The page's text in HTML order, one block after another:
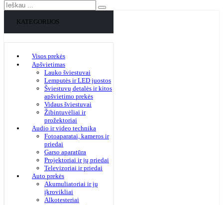
KATEGORIJOS
Visos prekės
Apšvietimas
Lauko šviestuvai
Lemputės ir LED juostos
Šviestuvų detalės ir kitos
apšvietimo prekės
Vidaus šviestuvai
Žibintuvėliai ir
prožektoriai
Audio ir video technika
Fotoaparatai, kameros ir
priedai
Garso aparatūra
Projektoriai ir jų priedai
Televizoriai ir priedai
Auto prekės
Akumuliatoriai ir jų
įkrovikliai
Alkotesteriai